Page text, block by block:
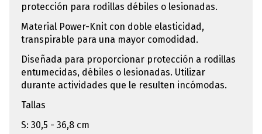
protección para rodillas débiles o lesionadas.
Material Power-Knit con doble elasticidad,
transpirable para una mayor comodidad.
Diseñada para proporcionar protección a rodillas
entumecidas, débiles o lesionadas. Utilizar
durante actividades que le resulten incómodas.
Tallas
S: 30,5 - 36,8 cm